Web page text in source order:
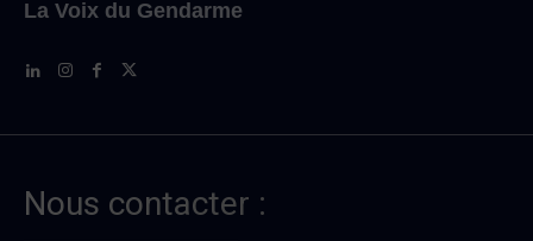
La Voix du Gendarme
Nous contacter :